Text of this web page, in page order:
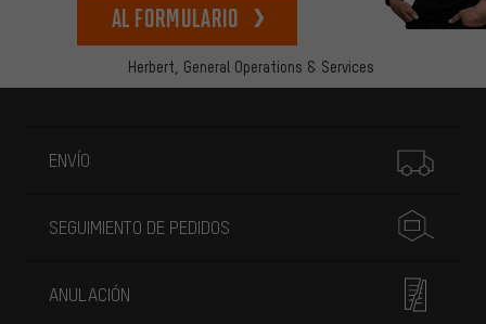
Herbert, General Operations & Services
Al formulario
ENVÍO
SEGUIMIENTO DE PEDIDOS
ANULACIÓN